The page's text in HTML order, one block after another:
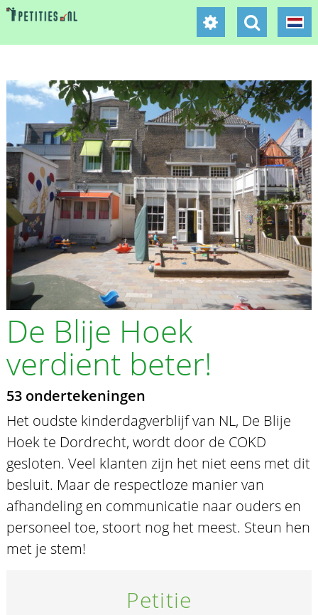
De Blije Hoek
verdient beter!
53 ondertekeningen
Het oudste kinderdagverblijf van NL, De Blije
Hoek te Dordrecht, wordt door de COKD
gesloten. Veel klanten zijn het niet eens met dit
besluit. Maar de respectloze manier van
afhandeling en communicatie naar ouders en
personeel toe, stoort nog het meest. Steun hen
met je stem!
Petitie